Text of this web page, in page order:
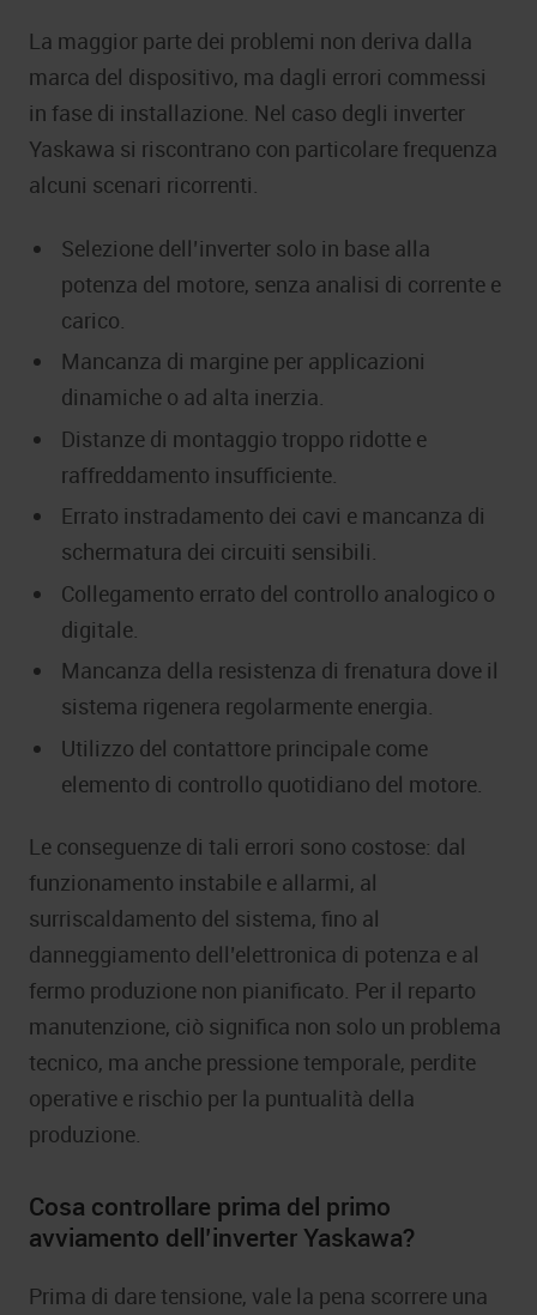
La maggior parte dei problemi non deriva dalla
marca del dispositivo, ma dagli errori commessi
in fase di installazione. Nel caso degli inverter
Yaskawa si riscontrano con particolare frequenza
alcuni scenari ricorrenti.
Selezione dell’inverter solo in base alla
potenza del motore, senza analisi di corrente e
carico.
Mancanza di margine per applicazioni
dinamiche o ad alta inerzia.
Distanze di montaggio troppo ridotte e
raffreddamento insufficiente.
Errato instradamento dei cavi e mancanza di
schermatura dei circuiti sensibili.
Collegamento errato del controllo analogico o
digitale.
Mancanza della resistenza di frenatura dove il
sistema rigenera regolarmente energia.
Utilizzo del contattore principale come
elemento di controllo quotidiano del motore.
Le conseguenze di tali errori sono costose: dal
funzionamento instabile e allarmi, al
surriscaldamento del sistema, fino al
danneggiamento dell’elettronica di potenza e al
fermo produzione non pianificato. Per il reparto
manutenzione, ciò significa non solo un problema
tecnico, ma anche pressione temporale, perdite
operative e rischio per la puntualità della
produzione.
Cosa controllare prima del primo
avviamento dell’inverter Yaskawa?
Prima di dare tensione, vale la pena scorrere una